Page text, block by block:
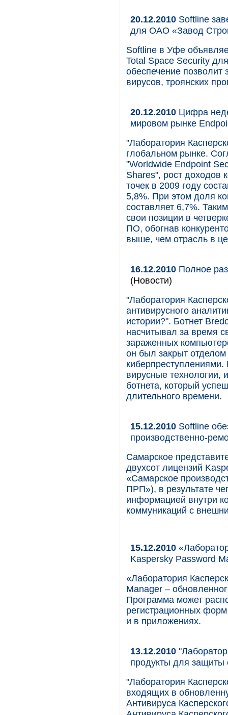
20.12.2010 Softline
для ОАО «Завод
Softline в Уфе
Total Space Security
обеспечение позволит
вирусов, троянских
20.12.2010 Цифра
мировом рынке
"Лаборатория
глобальном рынке.
"Worldwide Endpoint
Shares", рост доходов
точек в 2009 году
5,8%. При этом доля
составляет 6,7%.
свои позиции в
ПО, обогнав
выше, чем отрасль в
16.12.2010 Полное
(Новости)
"Лаборатория
антивирусного
истории?". Ботнет
насчитывал за время
зараженных
он был закрыт
киберпреступлениями.
вирусные технологии,
ботнета, который
длительного времени.
15.12.2010 Softline
производственно-
Самарское
двухсот лицензий
«Самарское
ПРП»), в результате
информацией внутри
коммуникаций с
15.12.2010
Kaspersky Password
«Лаборатория
Manager –
Программа может
регистрационных
и в приложениях.
13.12.2010
продукты для защиты
"Лаборатория
входящих в
Антивируса